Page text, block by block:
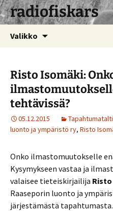
radiofiskars
Valikko
Risto Isomäki:
tehtävissä?
05.12.2015
luonto ja ympäristö ry, Risto
Onko ilmastomuutokselle
Kysymykseen vastaa ja
valaisee tieteiskirjailija
Raaseporin luonto ja
järjestämästä tapahtumasta.